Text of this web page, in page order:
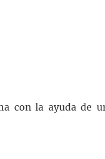
con la ayuda de